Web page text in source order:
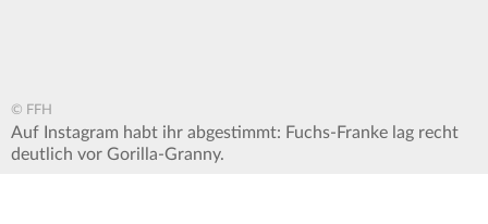
© FFH
Auf Instagram habt ihr abgestimmt: Fuchs-Franke lag recht
deutlich vor Gorilla-Granny.